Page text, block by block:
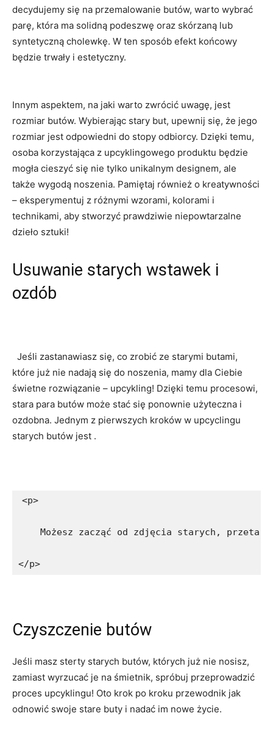
decydujemy się na⁢ przemalowanie butów, ⁢warto wybrać
parę, która ma solidną podeszwę oraz skórzaną ⁢lub
syntetyczną ‌cholewkę. W ten ‍sposób⁤ efekt końcowy
⁤będzie trwały i estetyczny.
Innym aspektem, na jaki⁢ warto zwrócić uwagę, jest
rozmiar butów. Wybierając ⁤stary⁣ but, upewnij się, ‍że jego
rozmiar⁣ jest odpowiedni ⁢do stopy ⁣odbiorcy. Dzięki​ temu,
osoba korzystająca z upcyklingowego ​produktu będzie
mogła cieszyć ⁤się nie tylko unikalnym​ designem, ale
także ‌wygodą noszenia. Pamiętaj również o kreatywności
– eksperymentuj ‍z różnymi wzorami, kolorami i‍
technikami, aby stworzyć prawdziwie niepowtarzalne ​
dzieło sztuki!
Usuwanie starych wstawek i
ozdób
⁤ ⁤ Jeśli zastanawiasz się, co zrobić ‍ze starymi butami,
które już nie nadają się do noszenia,​ mamy dla Ciebie
świetne rozwiązanie – upcykling! Dzięki temu ‍procesowi,⁤
stara para butów może stać się ponownie użyteczna i
ozdobna.‍ Jednym z pierwszych kroków w ‌upcyclingu
starych‍ butów jest‌ .
<p>
Możesz zacząć od zdjęcia starych,
</p>
Czyszczenie butów
Jeśli ‌masz sterty starych butów,⁢ których już nie nosisz,
‍zamiast wyrzucać je na śmietnik, spróbuj⁤ przeprowadzić
proces upcyklingu! Oto krok po kroku przewodnik jak
odnowić swoje stare buty ‌i nadać im nowe‍ życie.